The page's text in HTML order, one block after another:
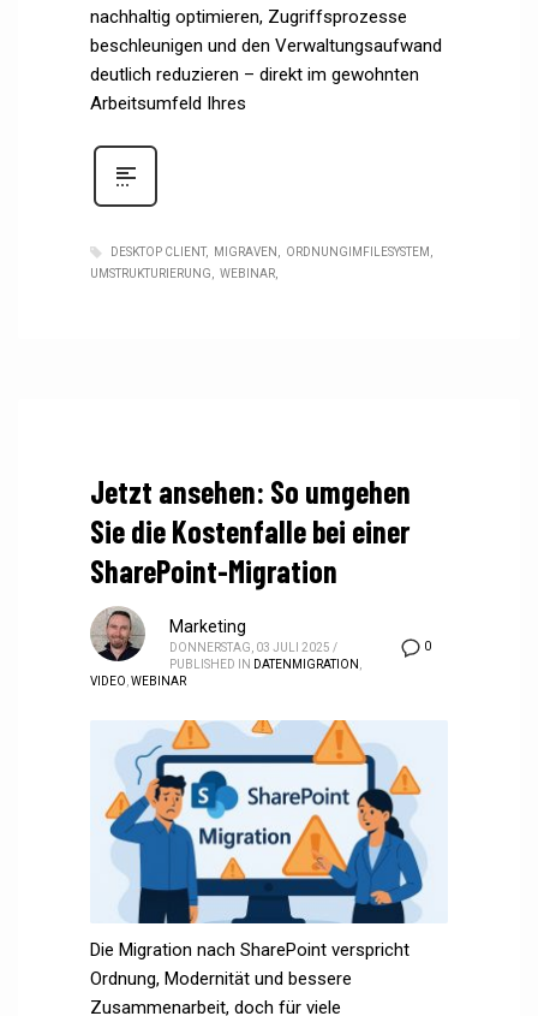
nachhaltig optimieren, Zugriffsprozesse
beschleunigen und den Verwaltungsaufwand
deutlich reduzieren – direkt im gewohnten
Arbeitsumfeld Ihres
DESKTOP CLIENT MIGRAVEN
ORDNUNGIMFILESYSTEM
UMSTRUKTURIERUNG
WEBINAR
Jetzt ansehen: So umgehen
Sie die Kostenfalle bei einer
SharePoint-Migration
0
Marketing
DONNERSTAG, 03 JULI 2025 /
PUBLISHED IN DATENMIGRATION ,
VIDEO,WEBINAR
Die Migration nach SharePoint verspricht
Ordnung, Modernität und bessere
Zusammenarbeit, doch für viele